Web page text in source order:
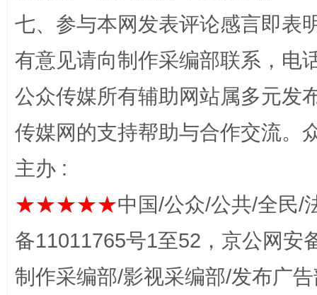
网上购药对药下症？
七、参与本网发表评论感言即表
有意见请向制作采编部联系，电
公众传媒所有辅助网站属多元发
传媒网的支持帮助与合作交流。
主办 :
★★★★★中国/公众/公共/全民/
备11011765号1至52，京公网安
制作采编部/影视采编部/发布广